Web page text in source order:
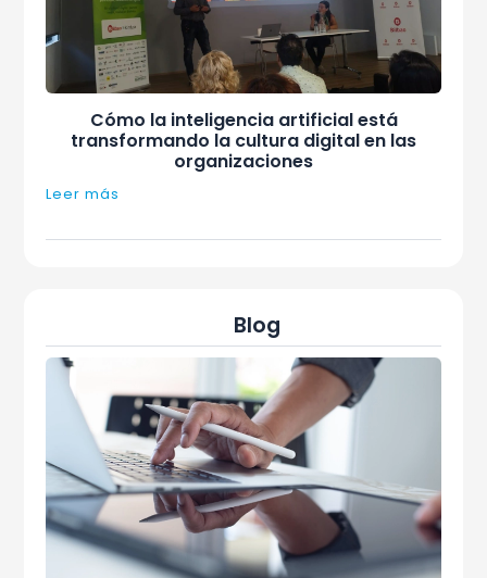
Cómo la inteligencia artificial está
transformando la cultura digital en las
organizaciones
Leer más
Blog